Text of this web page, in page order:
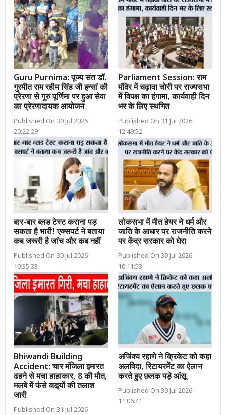
Guru Purnima: पूज्य संत डॉ.
गुरमीत राम रहीम सिंह जी इन्सां की
प्रेरणा से गुरु पूर्णिमा पर हुआ सेवा
का प्रेरणादायक आयोजन
Published On 30 Jul 2026
20:22:29
Parliament Session: राम
मंदिर में चढ़ावा चोरी पर राज्यसभा
में विपक्ष का हंगामा, कार्यवाही दिन
भर के लिए स्थगित
Published On 31 Jul 2026
12:49:52
बार-बार ब्लड टेस्ट कराना पड़
सकता है भारी! एक्सपर्ट ने बताया
कब जरूरी है जांच और कब नहीं
Published On 30 Jul 2026
10:35:33
लोकसभा में मीत हेयर ने धर्म और
जाति के आधार पर राजनीति करने
पर केंद्र सरकार को घेरा
Published On 30 Jul 2026
10:11:53
Bhiwandi Building
Accident: चार मंजिला इमारत
ढहने से मचा हाहाकार, 8 की मौत,
मलबे में फंसे कइयों की तलाश
जारी
Published On 31 Jul 2026
अजिंक्य रहाणे ने क्रिकेट को कहा
अलविदा, रिटायरमेंट का ऐलान
करते हुए छलक पड़े आंसू
Published On 30 Jul 2026
11:06:41